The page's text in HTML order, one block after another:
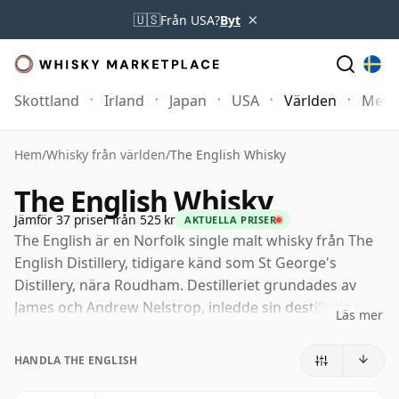
🇺🇸Från USA?Byt ×
Skottland Irland Japan USA Världen Mer
Hem/Whisky från världen/The English Whisky
The English Whisky
Jämför 37 priser från 525 kr AKTUELLA PRISER
The English är en Norfolk single malt whisky från The
English Distillery, tidigare känd som St George's
Distillery, nära Roudham. Destilleriet grundades av
James och Andrew Nelstrop, inledde sin destillering
återupplivningen av engelsk whisky – och blev
Läs mer
HANDLA THE ENGLISH